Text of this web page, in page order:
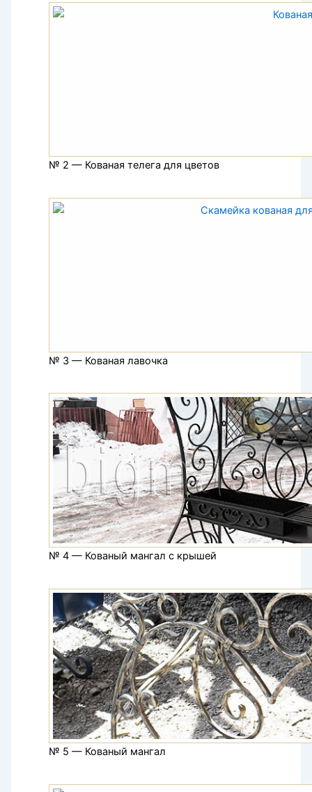
№ 2 — Кованая телега для цветов
№ 3 — Кованая лавочка
№ 4 — Кованый мангал с крышей
№ 5 — Кованый мангал